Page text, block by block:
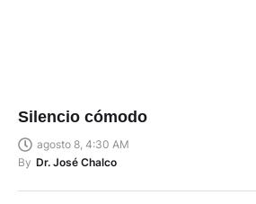
Silencio cómodo
agosto 8, 4:30 AM
By Dr. José Chalco